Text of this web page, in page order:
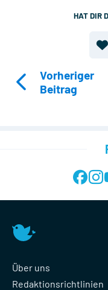
HAT DIR
Vorheriger
Beitrag
Über uns
Redaktionsrichtlinien